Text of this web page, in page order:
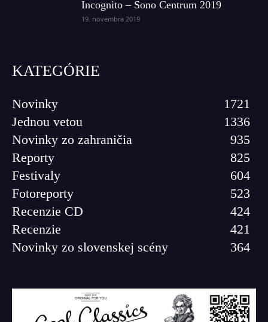
Incognito – Sono Centrum 2019
19. novembra 2019
KATEGÓRIE
Novinky
1721
Jednou vetou
1336
Novinky zo zahraničia
935
Reporty
825
Festivaly
604
Fotoreporty
523
Recenzie CD
424
Recenzie
421
Novinky zo slovenskej scény
364